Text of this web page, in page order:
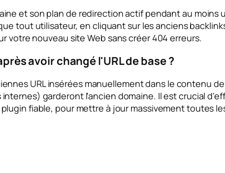
et son plan de redirection actif pendant au moins
tout utilisateur, en cliquant sur les anciens
votre nouveau site Web sans créer 404 erreurs.
avoir changé l'URL de base ?
URL insérées manuellement dans le contenu
garderont l'ancien domaine. Il est crucial
fiable, pour mettre à jour massivement toutes